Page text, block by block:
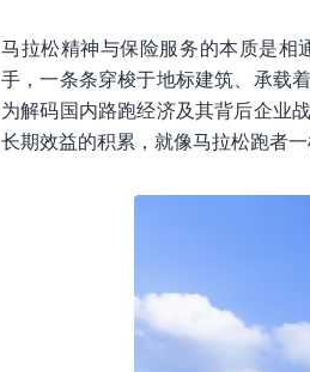
马拉松精神与保险服务的本质是相
手，一条条穿梭于地标建筑、承载
为解码国内路跑经济及其背后企业
长期效益的积累，就像马拉松跑者